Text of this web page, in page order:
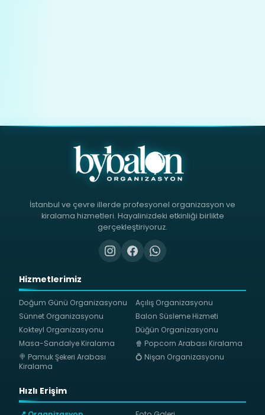
İstanbul ve çevre illerde profesyonel organizasyon ve
kiralama hizmetleri. Hayalinizdeki etkinliği birlikte
gerçekleştiriyoruz.
Hizmetlerimiz
Doğum Günü Organizasyonu
Açılış Organizasyonu
Sünnet Organizasyonu
Balon Süsleme Hizmeti
Kokteyl Organizasyonu
Düğün Organizasyonu
Masa-Sandalye Kiralama
🍿 Popcorn Arabası Kiralama
🍭 Pamuk Şekeri Arabası
Kiralama
💍 Nişan Organizasyonu
Hızlı Erişim